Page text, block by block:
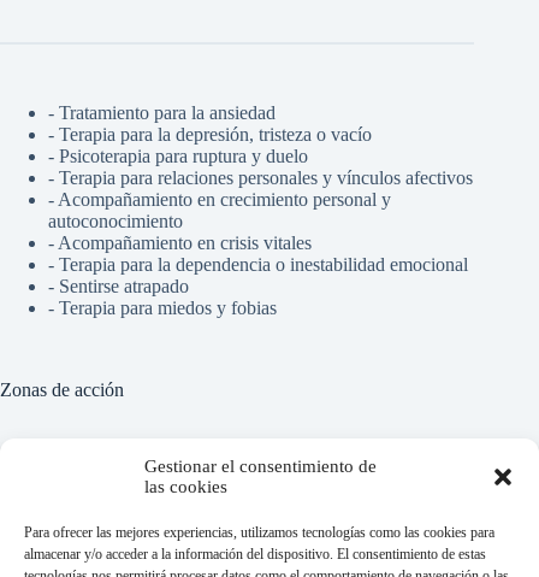
Gestionar el consentimiento de
las cookies
Para ofrecer las mejores experiencias, utilizamos tecnologías como las cookies para
almacenar y/o acceder a la información del dispositivo. El consentimiento de estas
- Tratamiento para la ansiedad
- Terapia para la depresión, tristeza o vacío
- Psicoterapia para ruptura y duelo
- Terapia para relaciones personales y vínculos afectivos
- Acompañamiento en crecimiento personal y
autoconocimiento
- Acompañamiento en crisis vitales
- Terapia para la dependencia o inestabilidad emocional
- Sentirse atrapado
- Terapia para miedos y fobias
Zonas de acción
-Ciudad lineal
-Getafe